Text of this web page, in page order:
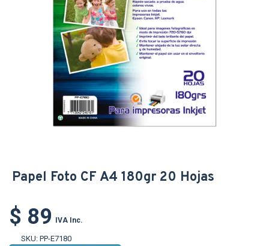
Papel Foto CF A4 180gr 20 Hojas
$ 89 IVA Inc.
SKU: PP-E7180